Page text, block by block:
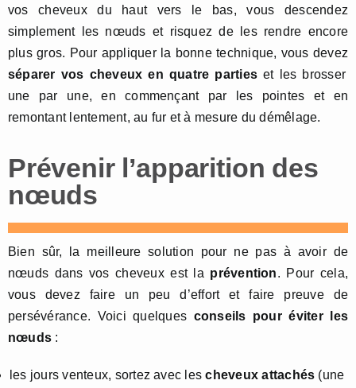
vos cheveux du haut vers le bas, vous descendez
simplement les nœuds et risquez de les rendre encore
plus gros. Pour appliquer la bonne technique, vous devez
séparer vos cheveux en quatre parties et les brosser
une par une, en commençant par les pointes et en
remontant lentement, au fur et à mesure du démêlage.
Prévenir l’apparition des
nœuds
Bien sûr, la meilleure solution pour ne pas à avoir de
nœuds dans vos cheveux est la prévention. Pour cela,
vous devez faire un peu d’effort et faire preuve de
persévérance. Voici quelques conseils pour éviter les
nœuds :
les jours venteux, sortez avec lescheveux attachés (une